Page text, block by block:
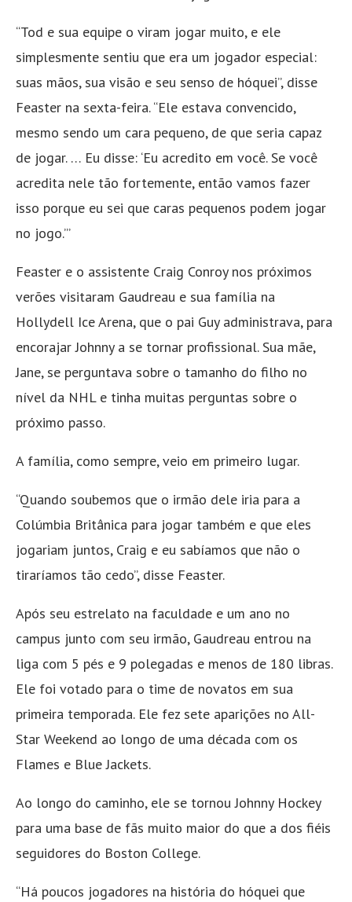
“Tod e sua equipe o viram jogar muito, e ele
simplesmente sentiu que era um jogador especial:
suas mãos, sua visão e seu senso de hóquei”, disse
Feaster na sexta-feira. “Ele estava convencido,
mesmo sendo um cara pequeno, de que seria capaz
de jogar. … Eu disse: ‘Eu acredito em você. Se você
acredita nele tão fortemente, então vamos fazer
isso porque eu sei que caras pequenos podem jogar
no jogo.’”
Feaster e o assistente Craig Conroy nos próximos
verões visitaram Gaudreau e sua família na
Hollydell Ice Arena, que o pai Guy administrava, para
encorajar Johnny a se tornar profissional. Sua mãe,
Jane, se perguntava sobre o tamanho do filho no
nível da NHL e tinha muitas perguntas sobre o
próximo passo.
A família, como sempre, veio em primeiro lugar.
“Quando soubemos que o irmão dele iria para a
Colúmbia Britânica para jogar também e que eles
jogariam juntos, Craig e eu sabíamos que não o
tiraríamos tão cedo”, disse Feaster.
Após seu estrelato na faculdade e um ano no
campus junto com seu irmão, Gaudreau entrou na
liga com 5 pés e 9 polegadas e menos de 180 libras.
Ele foi votado para o time de novatos em sua
primeira temporada. Ele fez sete aparições no All-
Star Weekend ao longo de uma década com os
Flames e Blue Jackets.
Ao longo do caminho, ele se tornou Johnny Hockey
para uma base de fãs muito maior do que a dos fiéis
seguidores do Boston College.
“Há poucos jogadores na história do hóquei que